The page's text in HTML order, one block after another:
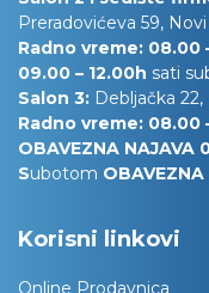
Preradovićeva 59,
Radno vreme: 08.00
09.00 – 12.00h sati
Salon 3: Debljačka
Radno vreme: 08.00
OBAVEZNA NAJAVA
Subotom
Korisni linkovi
Online Prodavnica